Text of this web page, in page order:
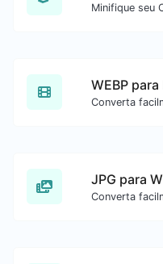
WEBP para
JPG para